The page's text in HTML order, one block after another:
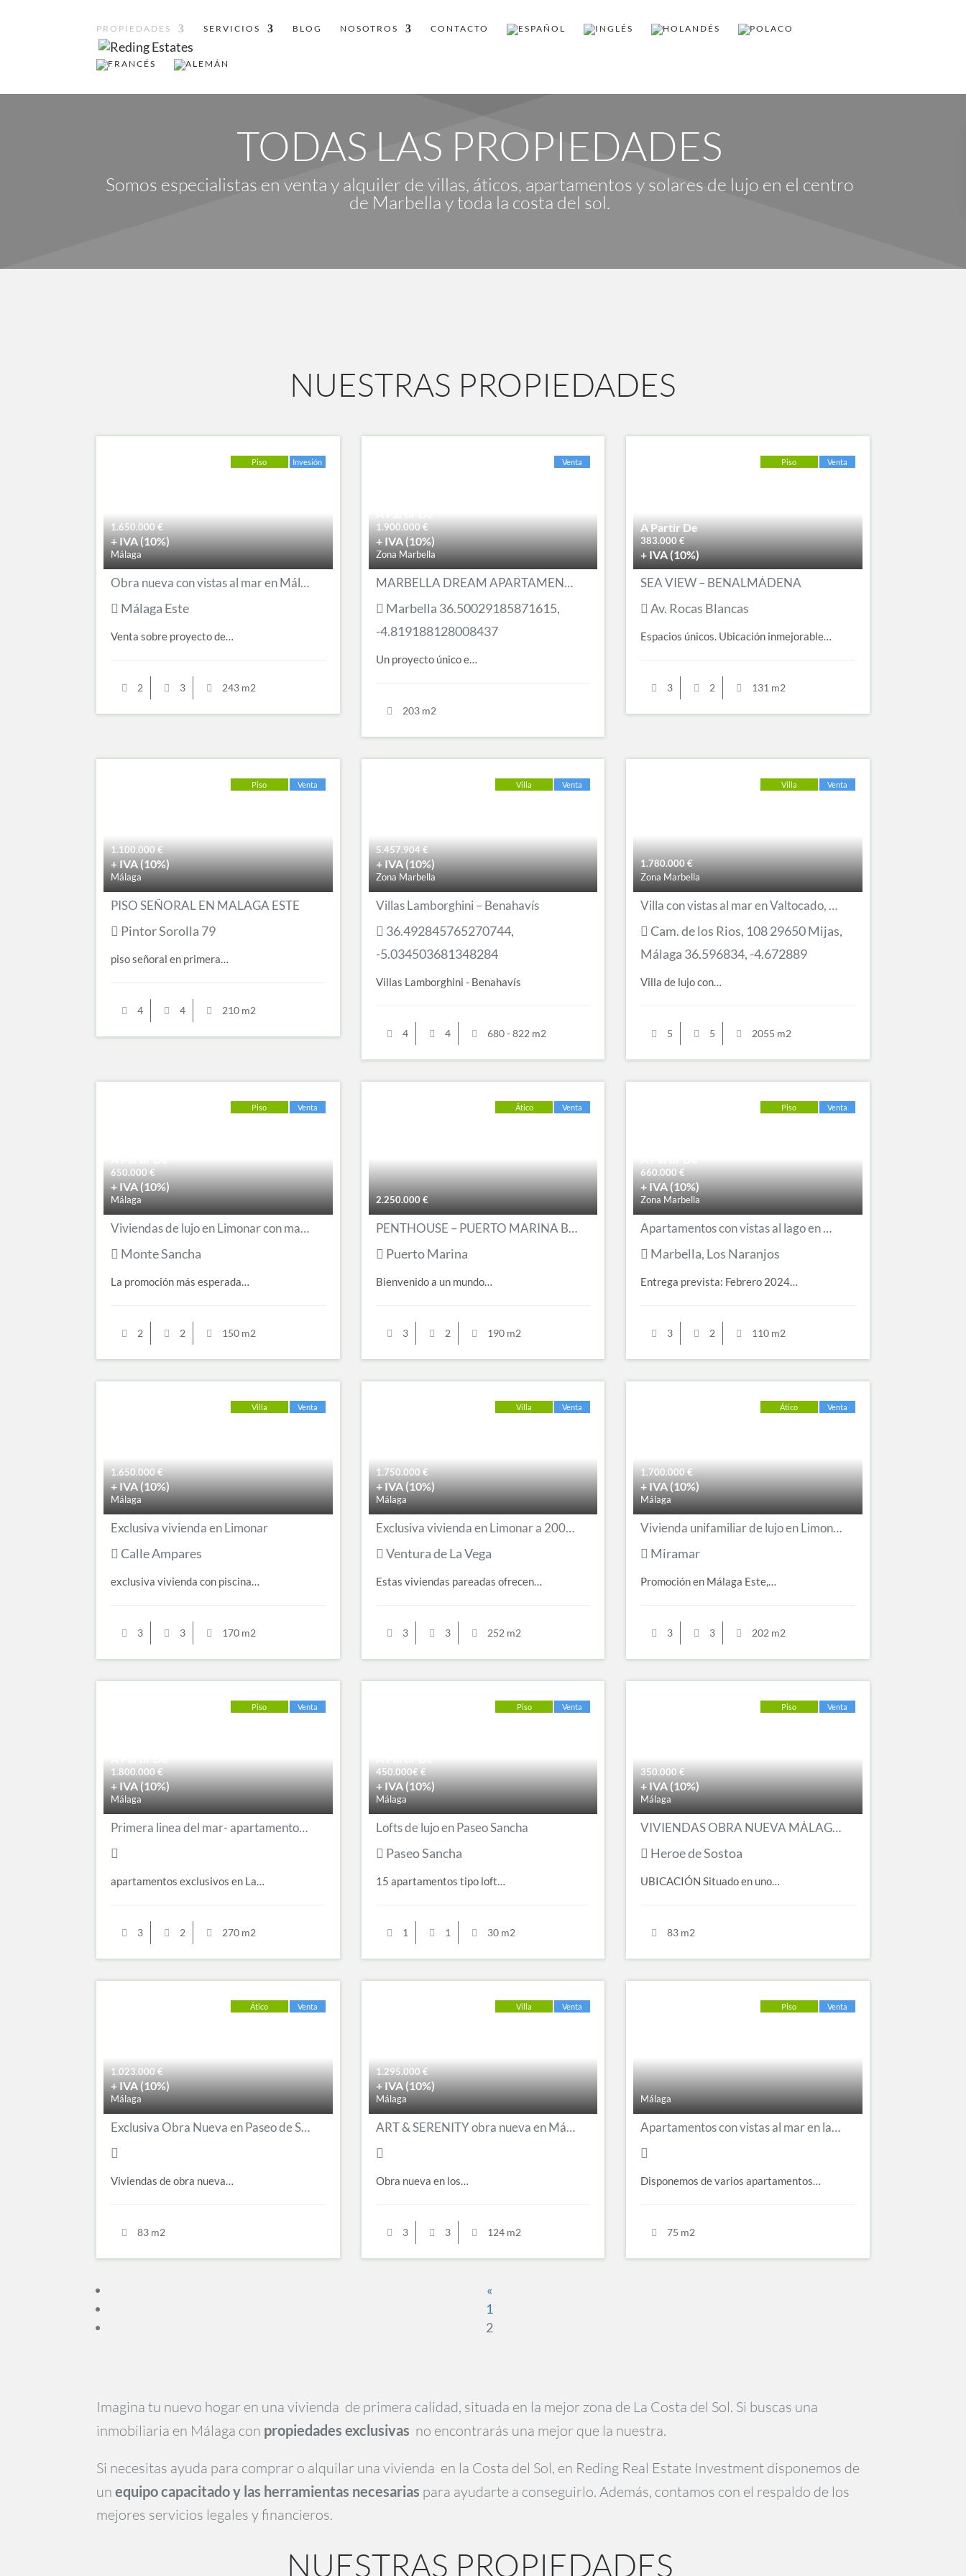
PROPIEDADES SERVICIOS BLOG NOSOTROS CONTACTO
TODAS LAS PROPIEDADES
Somos especialistas en venta y alquiler de villas, áticos, apartamentos y solares de lujo en el centro
de Marbella y toda la costa del sol.
NUESTRAS PROPIEDADES
1.650.000€
+ IVA (10%)
Málaga
Invesión
Piso
Obra nueva con vistas al mar en Málaga Este
Málaga Este
Venta sobre proyecto de…
2 3 243 m2
1.900.000€
+ IVA (10%)
Zona Marbella
Venta
MARBELLA DREAM APARTAMENTOS
Marbella 36.50029185871615,
-4.819188128008437
Un proyecto único e…
203 m2
A Partir De
383.000€
+ IVA (10%)
Venta
Piso
SEA VIEW – BENALMÁDENA
Av. Rocas Blancas
Espacios únicos. Ubicación inmejorable…
3 2 131 m2
1.100.000€
+ IVA (10%)
Málaga
Venta
Piso
PISO SEÑORAL EN MALAGA ESTE
Pintor Sorolla 79
piso señoral en primera…
4 4 210 m2
5.457.904€
+ IVA (10%)
Zona Marbella
Venta
Villa
Villas Lamborghini – Benahavís
36.492845765270744,
-5.034503681348284
Villas Lamborghini - Benahavís
4 4 680 - 822 m2
1.780.000€
Zona Marbella
Venta
Villa
Villa con vistas al mar en Valtocado, Mijas
Cam. de los Rios, 108 29650 Mijas,
Málaga 36.596834, -4.672889
Villa de lujo con…
5 5 2055 m2
650.000€
+ IVA (10%)
Málaga
Venta
Piso
Viviendas de lujo en Limonar con magnificas instalaciones
Monte Sancha
La promoción más esperada…
2 2 150 m2
2.250.000€
Venta
Ático
PENTHOUSE – PUERTO MARINA BENALMADENA
Puerto Marina
Bienvenido a un mundo…
3 2 190 m2
660.000€
+ IVA (10%)
Zona Marbella
Venta
Piso
Apartamentos con vistas al lago en Marbella
Marbella, Los Naranjos
Entrega prevista: Febrero 2024…
3 2 110 m2
1.650.000€
+ IVA (10%)
Málaga
Venta
Villa
Exclusiva vivienda en Limonar
Calle Ampares
exclusiva vivienda con piscina…
3 3 170 m2
1.750.000€
+ IVA (10%)
Málaga
Venta
Villa
Exclusiva vivienda en Limonar a 200m de la playa
Ventura de La Vega
Estas viviendas pareadas ofrecen…
3 3 252 m2
1.700.000€
+ IVA (10%)
Málaga
Venta
Ático
Vivienda unifamiliar de lujo en Limonar
Miramar
Promoción en Málaga Este,…
3 3 202 m2
1.800.000€
+ IVA (10%)
Málaga
Venta
Piso
Primera linea del mar- apartamentos en Limonar / Malagueta
apartamentos exclusivos en La…
3 2 270 m2
450.000€€
+ IVA (10%)
Málaga
Venta
Piso
Lofts de lujo en Paseo Sancha
Paseo Sancha
15 apartamentos tipo loft…
1 1 30 m2
350.000€
+ IVA (10%)
Málaga
Venta
Piso
VIVIENDAS OBRA NUEVA MÁLAGA ZONA CENTRO
Heroe de Sostoa
UBICACIÓN Situado en uno…
83 m2
1.023.000€
+ IVA (10%)
Málaga
Venta
Ático
Exclusiva Obra Nueva en Paseo de Sancha – Historia, Lujo y Vistas Únicas
Viviendas de obra nueva…
83 m2
1.295.000€
+ IVA (10%)
Málaga
Venta
Villa
ART & SERENITY obra nueva en Málaga Este
Obra nueva en los…
3 3 124 m2
Málaga
Venta
Piso
Apartamentos con vistas al mar en la Malagueta
Disponemos de varios apartamentos…
75 m2
«
1
2
Imagina tu nuevo hogar en una vivienda de primera calidad, situada en la mejor zona de La Costa del Sol. Si buscas una
inmobiliaria en Málaga con propiedades exclusivas no encontrarás una mejor que la nuestra.
Si necesitas ayuda para comprar o alquilar una vivienda en la Costa del Sol, en Reding Real Estate Investment disponemos de
unequipo capacitado y las herramientas necesarias para ayudarte a conseguirlo. Además, contamos con el respaldo de los
mejores servicios legales y financieros.
NUESTRAS PROPIEDADES